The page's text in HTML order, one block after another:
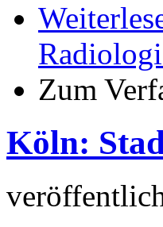
Zum
Köln: